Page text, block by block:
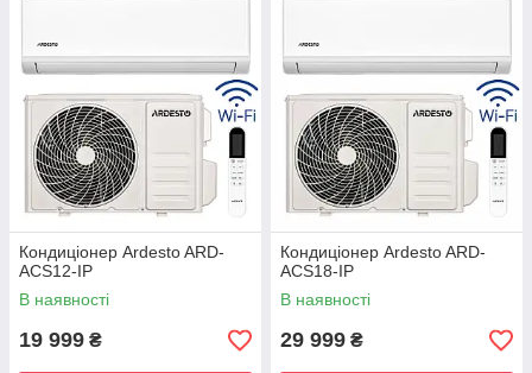
Кондиціонер Ardesto ARD-
ACS12-IP
В наявності
19 999 ₴
Кондиціонер Ardesto ARD-
ACS18-IP
В наявності
29 999 ₴